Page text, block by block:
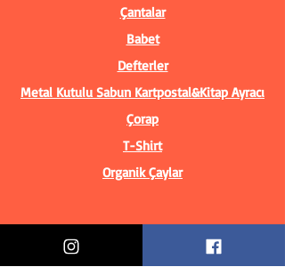
Çantalar
Babet
Defterler
Metal Kutulu Sabun Kartpostal&Kitap Ayracı
Çorap
T-Shirt
Organik Çaylar
Bilgiler